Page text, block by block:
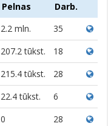
Pelnas
Darb.
2.2 mln.
35
207.2 tūkst.
18
215.4 tūkst.
28
22.4 tūkst.
6
0
28